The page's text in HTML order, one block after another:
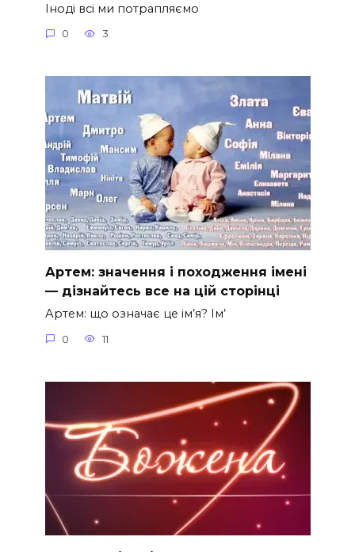
Іноді всі ми потрапляємо
0 3
Артем: значення і походження імені
— дізнайтесь все на цій сторінці
Артем: що означає це ім’я? Ім’
0 11